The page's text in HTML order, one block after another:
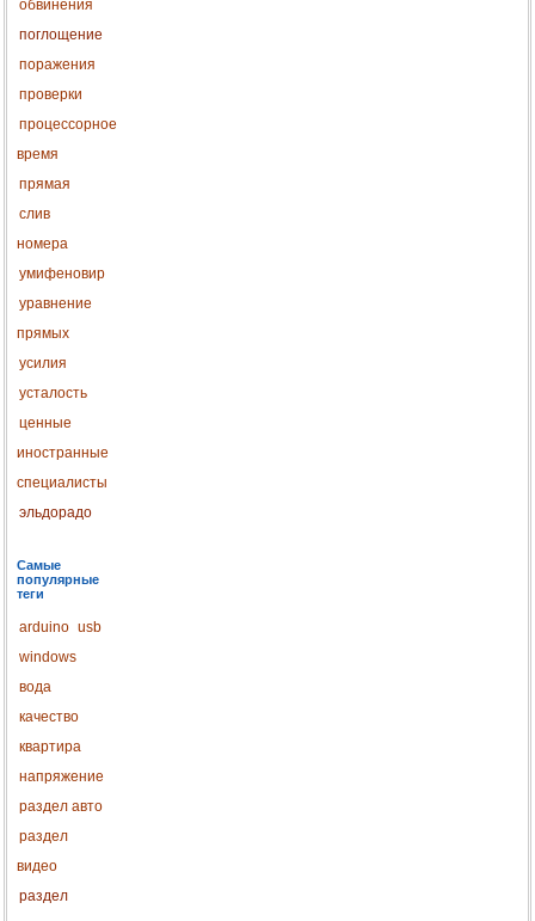
обвинения
поглощение
поражения
проверки
процессорное
время
прямая
слив
номера
умифеновир
уравнение
прямых
усилия
усталость
ценные
иностранные
специалисты
эльдорадо
Самые
популярные
теги
arduino usb
windows
вода
качество
квартира
напряжение
раздел авто
раздел
видео
раздел